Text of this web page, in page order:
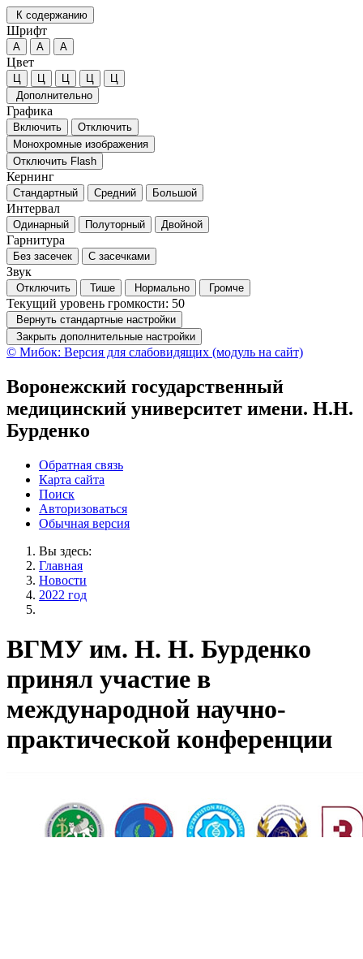
К содержанию
Шрифт
А А А
Цвет
Ц Ц Ц Ц
Ц
Дополнительно
Графика
Включить
Отключить
Монохромные изображения
Отключить Flash
Кернинг
Стандартный Средний Большой
Интервал
Одинарный Полуторный Двойной
Гарнитура
Без засечек С засечками
Звук
Отключить Тише Нормально Громче
Текущий уровень громкости: 50
Вернуть стандартные настройки
Закрыть дополнительные настройки
© Мибок: Версия для слабовидящих (модуль на сайт)
Воронежский государственный
медицинский университет имени. Н.Н.
Бурденко
Обратная связь
Карта сайта
Поиск
Авторизоваться
Обычная версия
Вы здесь:
Главная
Новости
2022 год
ВГМУ им. Н. Н. Бурденко
принял участие в
международной научно-
практической конференции